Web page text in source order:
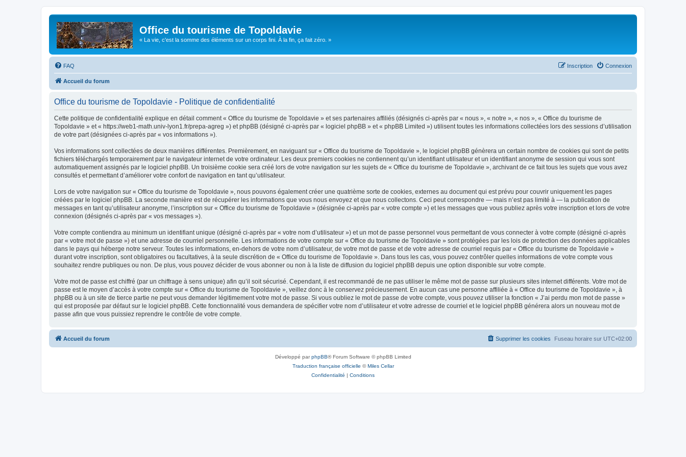
Office du tourisme de Topoldavie
« La vie, c'est la somme des éléments sur un corps fini. À la fin, ça fait zéro. »
FAQ Connexion
Inscription
Accueil du forum
Office du tourisme de Topoldavie - Politique de confidentialité
Cette politique de confidentialité explique en détail comment « Office du tourisme de Topoldavie » et ses partenaires affiliés (désignés ci-après par « nous », « notre », « nos », « Office du tourisme de
Topoldavie » et « https://web1-math.univ-lyon1.fr/prepa-agreg ») et phpBB (désigné ci-après par « logiciel phpBB » et « phpBB Limited ») utilisent toutes les informations collectées lors des sessions d’utilisation
de votre part (désignées ci-après par « vos informations »).
Vos informations sont collectées de deux manières différentes. Premièrement, en naviguant sur « Office du tourisme de Topoldavie », le logiciel phpBB génèrera un certain nombre de cookies qui sont de petits
fichiers téléchargés temporairement par le navigateur internet de votre ordinateur. Les deux premiers cookies ne contiennent qu’un identifiant utilisateur et un identifiant anonyme de session qui vous sont
automatiquement assignés par le logiciel phpBB. Un troisième cookie sera créé lors de votre navigation sur les sujets de « Office du tourisme de Topoldavie », archivant de ce fait tous les sujets que vous avez
consultés et permettant d’améliorer votre confort de navigation en tant qu’utilisateur.
Lors de votre navigation sur « Office du tourisme de Topoldavie », nous pouvons également créer une quatrième sorte de cookies, externes au document qui est prévu pour couvrir uniquement les pages
créées par le logiciel phpBB. La seconde manière est de récupérer les informations que vous nous envoyez et que nous collectons. Ceci peut correspondre — mais n’est pas limité à — la publication de
messages en tant qu’utilisateur anonyme, l’inscription sur « Office du tourisme de Topoldavie » (désignée ci-après par « votre compte ») et les messages que vous publiez après votre inscription et lors de votre
connexion (désignés ci-après par « vos messages »).
Votre compte contiendra au minimum un identifiant unique (désigné ci-après par « votre nom d’utilisateur ») et un mot de passe personnel vous permettant de vous connecter à votre compte (désigné ci-après
par « votre mot de passe ») et une adresse de courriel personnelle. Les informations de votre compte sur « Office du tourisme de Topoldavie » sont protégées par les lois de protection des données applicables
dans le pays qui héberge notre serveur. Toutes les informations, en-dehors de votre nom d’utilisateur, de votre mot de passe et de votre adresse de courriel requis par « Office du tourisme de Topoldavie »
durant votre inscription, sont obligatoires ou facultatives, à la seule discrétion de « Office du tourisme de Topoldavie ». Dans tous les cas, vous pouvez contrôler quelles informations de votre compte vous
souhaitez rendre publiques ou non. De plus, vous pouvez décider de vous abonner ou non à la liste de diffusion du logiciel phpBB depuis une option disponible sur votre compte.
Votre mot de passe est chiffré (par un chiffrage à sens unique) afin qu’il soit sécurisé. Cependant, il est recommandé de ne pas utiliser le même mot de passe sur plusieurs sites internet différents. Votre mot de
passe est le moyen d’accès à votre compte sur « Office du tourisme de Topoldavie », veillez donc à le conservez précieusement. En aucun cas une personne affiliée à « Office du tourisme de Topoldavie », à
phpBB ou à un site de tierce partie ne peut vous demander légitimement votre mot de passe. Si vous oubliez le mot de passe de votre compte, vous pouvez utiliser la fonction « J’ai perdu mon mot de passe »
qui est proposée par défaut sur le logiciel phpBB. Cette fonctionnalité vous demandera de spécifier votre nom d’utilisateur et votre adresse de courriel et le logiciel phpBB générera alors un nouveau mot de
passe afin que vous puissiez reprendre le contrôle de votre compte.
Accueil du forum Fuseau horaire sur UTC+02:00
Supprimer les cookies
Développé parphpBB® Forum Software © phpBB Limited
Traduction française officielle ©Miles Cellar
Confidentialité | Conditions